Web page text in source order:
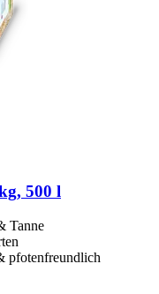
500 l
Tanne
pfotenfreundlich